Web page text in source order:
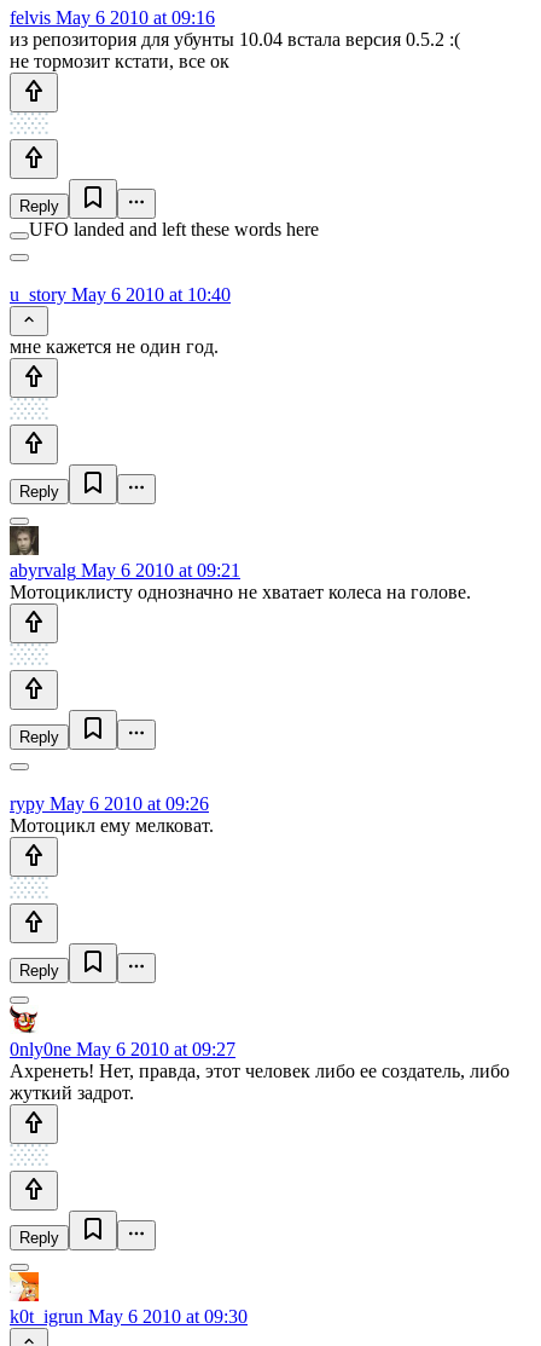
felvis May 6 2010 at 09:16
из репозитория для убунты 10.04 встала версия 0.5.2 :(
не тормозит кстати, все ок
Reply
UFO landed and left these words here
u_story May 6 2010 at 10:40
мне кажется не один год.
Reply
abyrvalg May 6 2010 at 09:21
Мотоциклисту однозначно не хватает колеса на голове.
Reply
rypy May 6 2010 at 09:26
Мотоцикл ему мелковат.
Reply
0nly0ne May 6 2010 at 09:27
Ахренеть! Нет, правда, этот человек либо ее создатель, либо
жуткий задрот.
Reply
k0t_igrun May 6 2010 at 09:30